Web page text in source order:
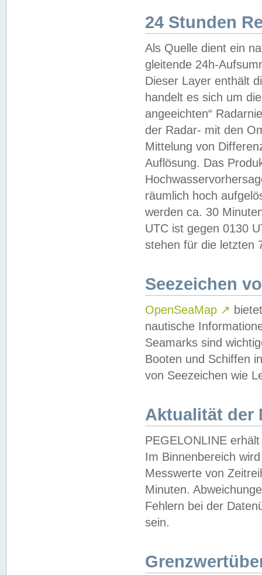
24 Stunden
Als Quelle dient ein
gleitende 24h-
Dieser Layer enthält
handelt es sich um
angeeichten“
der Radar- mit den
Mittelung von
Auflösung. Das
räumlich hoch
werden ca. 30
UTC ist gegen 0130
stehen für die letzten
Seezeichen
OpenSeaMap ↗
nautische
Seamarks sind
Booten und Schiffen
von Seezeichen wie
Aktualität der
PEGELONLINE
Im Binnenbereich
Messwerte von
Minuten.
Fehlern bei der
sein.